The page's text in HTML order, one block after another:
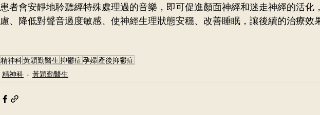
患者會安靜地聆聽經特殊處理過的音樂，即可促進顏面神經和迷走神經的活化
慮、降低對聲音過度敏感、使神經生理狀態安穩、改善睡眠，讓後續的治療效
精神科黃穎勤醫生抑鬱症孕婦產後抑鬱症
精神科
黃穎勤醫生